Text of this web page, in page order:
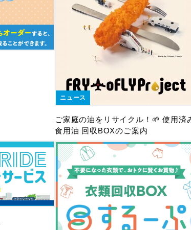
ニュース
ご家庭の油をリサイクル！🌱 使用済
食用油 回収BOXのご案内